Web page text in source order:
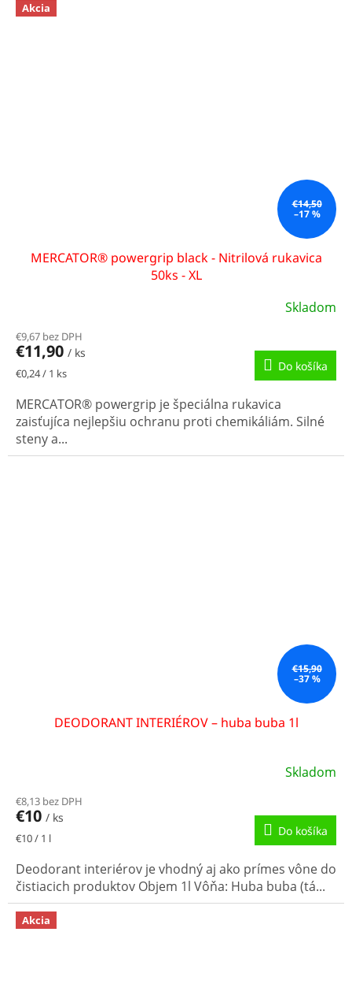
Akcia
€14,50
–17 %
MERCATOR® powergrip black - Nitrilová rukavica
50ks - XL
Skladom
€9,67 bez DPH
€11,90 / ks
Jednotková
€0,24 / 1 ks Do košíka
MERCATOR® powergrip je špeciálna rukavica
zaisťujíca nejlepšiu ochranu proti chemikáliám. Silné
steny a...
€15,90
–37 %
DEODORANT INTERIÉROV – huba buba 1l
Skladom
€8,13 bez DPH
€10 / ks
Jednotková
€10 / 1 l Do košíka
Deodorant interiérov je vhodný aj ako prímes vône do
čistiacich produktov Objem 1l Vôňa: Huba buba (tá...
Akcia